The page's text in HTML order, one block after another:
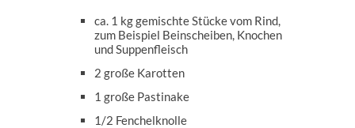
ca. 1 kg gemischte Stücke vom Rind,
zum Beispiel Beinscheiben, Knochen
und Suppenfleisch
2 große Karotten
1 große Pastinake
1/2 Fenchelknolle